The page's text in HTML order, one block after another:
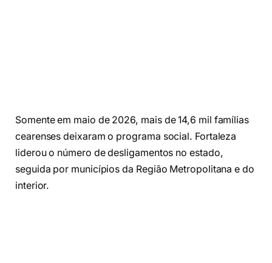
Somente em maio de 2026, mais de 14,6 mil famílias
cearenses deixaram o programa social. Fortaleza
liderou o número de desligamentos no estado,
seguida por municípios da Região Metropolitana e do
interior.